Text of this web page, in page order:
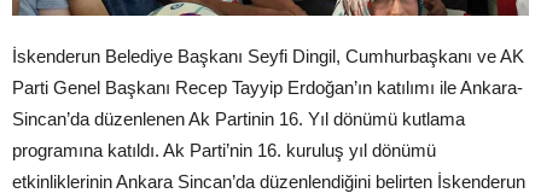
İskenderun Belediye Başkanı Seyfi Dingil, Cumhurbaşkanı ve AK
Parti Genel Başkanı Recep Tayyip Erdoğan’ın katılımı ile Ankara-
Sincan’da düzenlenen Ak Partinin 16. Yıl dönümü kutlama
programına katıldı. Ak Parti’nin 16. kuruluş yıl dönümü
etkinliklerinin Ankara Sincan’da düzenlendiğini belirten İskenderun